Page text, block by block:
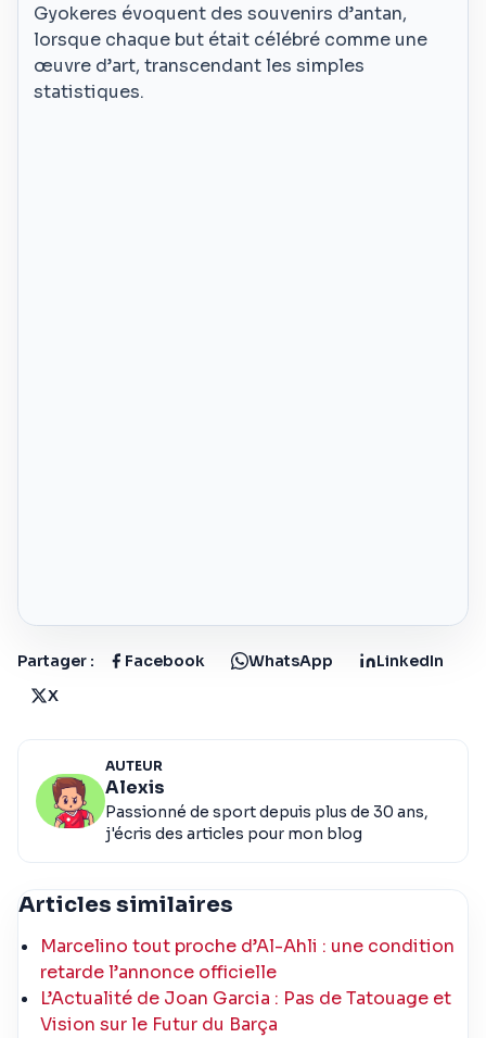
Gyokeres évoquent des souvenirs d’antan,
lorsque chaque but était célébré comme une
œuvre d’art, transcendant les simples
statistiques.
Partager : Facebook WhatsApp
LinkedIn
X
AUTEUR
Alexis
Passionné de sport depuis plus de 30 ans,
j'écris des articles pour mon blog
Articles similaires
Marcelino tout proche d’Al-Ahli : une condition
retarde l’annonce officielle
L’Actualité de Joan Garcia : Pas de Tatouage et
Vision sur le Futur du Barça